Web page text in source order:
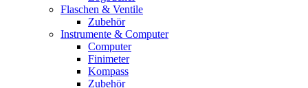
Flaschen & Ventile
Zubehör
Instrumente & Computer
Computer
Finimeter
Kompass
Zubehör